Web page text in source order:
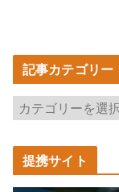
記事カテゴリー
記
事
カ
テ
ゴ
提携サイト